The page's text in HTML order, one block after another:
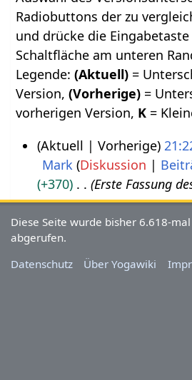
Radiobuttons der zu
und drücke die
Schaltfläche am unteren
Legende:(Aktuell) =
Version,(Vorherige) =
vorherigen Version, K =
.
J
u
l
Aktuell Vorherige
Mark Diskussion
+370
Erste Fassung
Diese Seite wurde bisher 6.618-mal
abgerufen.
Datenschutz
Über Yogawiki